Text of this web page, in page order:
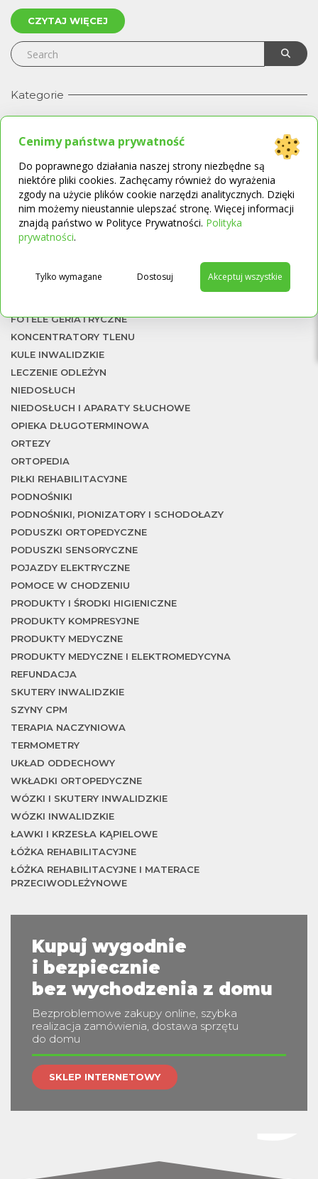
CZYTAJ WIĘCEJ
Kategorie
APARATY CPAP I KONCENTRATORY TLENU
BADANIA STÓP
BADANIE SŁUCHU
BALKONIKI
BEZDECH SENNY
DEMENCJA STARCZA
FOTELE GERIATRYCZNE
KONCENTRATORY TLENU
KULE INWALIDZKIE
LECZENIE ODLEŻYN
NIEDOSŁUCH
NIEDOSŁUCH I APARATY SŁUCHOWE
OPIEKA DŁUGOTERMINOWA
ORTEZY
ORTOPEDIA
PIŁKI REHABILITACYJNE
PODNOŚNIKI
PODNOŚNIKI, PIONIZATORY I SCHODOŁAZY
PODUSZKI ORTOPEDYCZNE
PODUSZKI SENSORYCZNE
POJAZDY ELEKTRYCZNE
POMOCE W CHODZENIU
PRODUKTY I ŚRODKI HIGIENICZNE
PRODUKTY KOMPRESYJNE
PRODUKTY MEDYCZNE
PRODUKTY MEDYCZNE I ELEKTROMEDYCYNA
REFUNDACJA
SKUTERY INWALIDZKIE
SZYNY CPM
TERAPIA NACZYNIOWA
TERMOMETRY
UKŁAD ODDECHOWY
WKŁADKI ORTOPEDYCZNE
WÓZKI I SKUTERY INWALIDZKIE
WÓZKI INWALIDZKIE
ŁAWKI I KRZESŁA KĄPIELOWE
ŁÓŻKA REHABILITACYJNE
ŁÓŻKA REHABILITACYJNE I MATERACE
PRZECIWODLEŻYNOWE
Kupuj wygodnie
i bezpiecznie
bez wychodzenia z domu
Bezproblemowe zakupy online, szybka
realizacja zamówienia, dostawa sprzętu
do domu
SKLEP INTERNETOWY
Cenimy państwa prywatność
Do poprawnego działania naszej strony niezbędne są
niektóre pliki cookies. Zachęcamy również do wyrażenia
zgody na użycie plików cookie narzędzi analitycznych. Dzięki
nim możemy nieustannie ulepszać stronę. Więcej informacji
znajdą państwo w Polityce Prywatności. Polityka
prywatności.
Dostosuj
Tylko wymagane Akceptuj wszystkie